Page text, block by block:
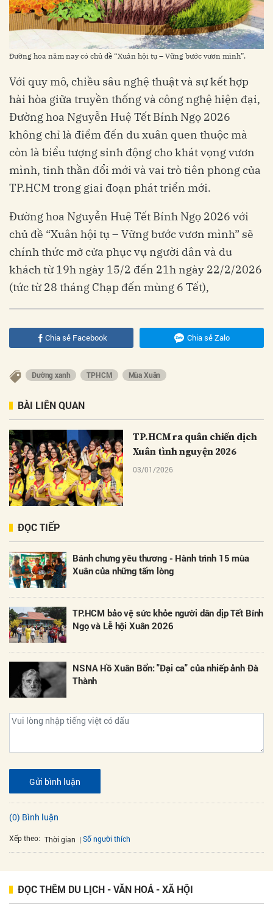
Đường hoa năm nay có chủ đề “Xuân hội tụ – Vững bước vươn mình”.
Với quy mô, chiều sâu nghệ thuật và sự kết hợp
hài hòa giữa truyền thống và công nghệ hiện đại,
Đường hoa Nguyễn Huệ Tết Bính Ngọ 2026
không chỉ là điểm đến du xuân quen thuộc mà
còn là biểu tượng sinh động cho khát vọng vươn
mình, tinh thần đổi mới và vai trò tiên phong của
TP.HCM trong giai đoạn phát triển mới.
Đường hoa Nguyễn Huệ Tết Bính Ngọ 2026 với
chủ đề “Xuân hội tụ – Vững bước vươn mình” sẽ
chính thức mở cửa phục vụ người dân và du
khách từ 19h ngày 15/2 đến 21h ngày 22/2/2026
(tức từ 28 tháng Chạp đến mùng 6 Tết),
Chia sẻ Facebook Chia sẻ Zalo
Đường xanh TPHCM Mùa Xuân
BÀI LIÊN QUAN
TP.HCM ra quân chiến dịch
Xuân tình nguyện 2026
03/01/2026
ĐỌC TIẾP
Bánh chưng yêu thương - Hành trình 15 mùa
Xuân của những tấm lòng
TP.HCM bảo vệ sức khỏe người dân dịp Tết Bính
Ngọ và Lễ hội Xuân 2026
NSNA Hồ Xuân Bổn: "Đại ca" của nhiếp ảnh Đà
Thành
Gửi bình luận
(0) Bình luận
Xếp theo: Thời gian Số người thích
ĐỌC THÊM DU LỊCH - VĂN HOÁ - XÃ HỘI